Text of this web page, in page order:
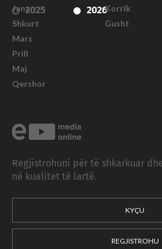
2025
2026
Janar
Shkurt
Mars
Prill
Maj
Qershor
Korrik
Gusht
Regjistrohuni për të shkarkuar
në kualitet të lartë.
KYÇU
REGJISTROHU